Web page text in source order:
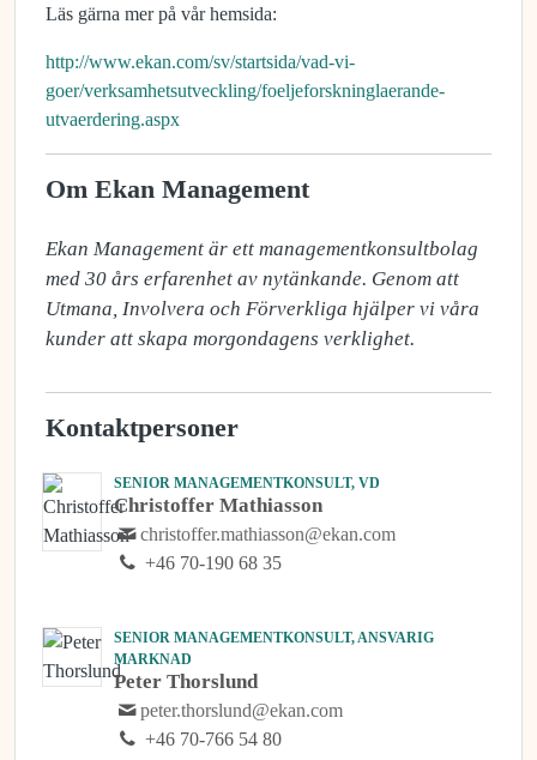
Läs gärna mer på vår hemsida:
http://www.ekan.com/sv/startsida/vad-vi-
goer/verksamhetsutveckling/foeljeforskninglaerande-
utvaerdering.aspx
Om Ekan Management
Ekan Management är ett managementkonsultbolag
med 30 års erfarenhet av nytänkande. Genom att
Utmana, Involvera och Förverkliga hjälper vi våra
kunder att skapa morgondagens verklighet.
Kontaktpersoner
SENIOR MANAGEMENTKONSULT, VD
Christoffer Mathiasson
christoffer.mathiasson@ekan.com
+46 70-190 68 35
SENIOR MANAGEMENTKONSULT, ANSVARIG
MARKNAD
Peter Thorslund
peter.thorslund@ekan.com
+46 70-766 54 80